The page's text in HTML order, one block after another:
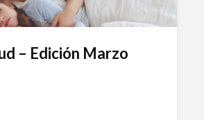
– Edición Marzo